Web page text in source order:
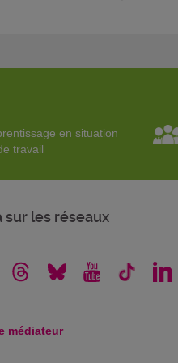
en situation
travail
sur les réseaux
médiateur